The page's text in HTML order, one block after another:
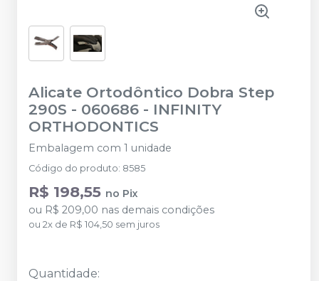
Alicate Ortodôntico Dobra Step
290S - 060686 - INFINITY
ORTHODONTICS
Embalagem com 1 unidade
Código do produto: 8585
R$ 198,55 no Pix
ou R$ 209,00 nas demais condições
ou 2x de R$ 104,50 sem juros
Quantidade: